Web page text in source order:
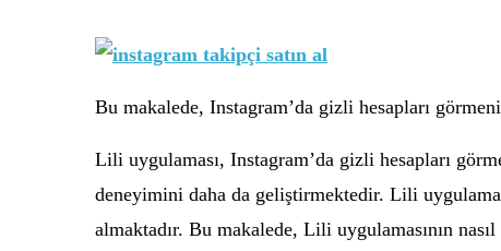
Bu makalede, Instagram’da gizli hesapları
Lili uygulaması, Instagram’da gizli hesapları
deneyimini daha da geliştirmektedir. Lili
almaktadır. Bu makalede, Lili uygulamasının